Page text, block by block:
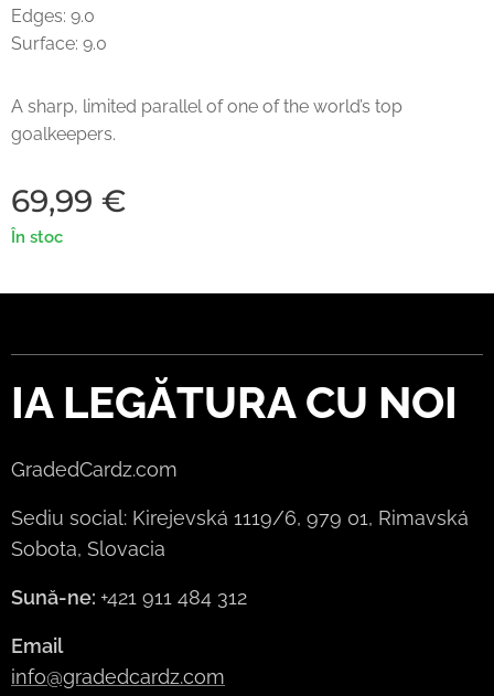
Edges: 9.0
Surface: 9.0
A sharp, limited parallel of one of the world’s top
goalkeepers.
69,99 €
În stoc
IA LEGĂTURA CU NOI
GradedCardz.com
Sediu social: Kirejevská 1119/6, 979 01, Rimavská
Sobota, Slovacia
Sună-ne: +421 911 484 312
Email
info@gradedcardz.com